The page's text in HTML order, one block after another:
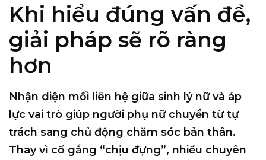
Khi hiểu đúng vấn đề,
giải pháp sẽ rõ ràng
hơn
Nhận diện mối liên hệ giữa sinh lý nữ và áp
lực vai trò giúp người phụ nữ chuyển từ tự
trách sang chủ động chăm sóc bản thân.
Thay vì cố gắng “chịu đựng”, nhiều chuyên